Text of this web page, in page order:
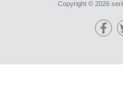
Copyright © 2026